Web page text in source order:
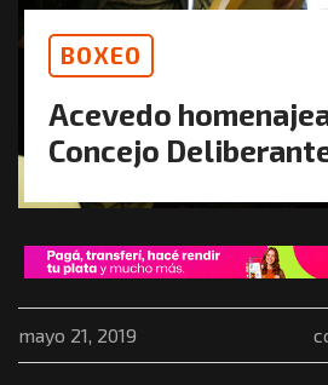
BOXEO
Acevedo
Concejo
mayo 21, 2019